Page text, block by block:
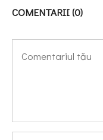
COMENTARII (0)